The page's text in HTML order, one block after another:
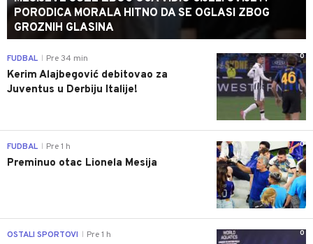
PORODICA MORALA HITNO DA SE OGLASI ZBOG
GROZNIH GLASINA
0
FUDBAL Pre 34 min
Kerim Alajbegović debitovao za
Juventus u Derbiju Italije!
0
FUDBAL Pre 1 h
Preminuo otac Lionela Mesija
0
OSTALI SPORTOVI Pre 1 h